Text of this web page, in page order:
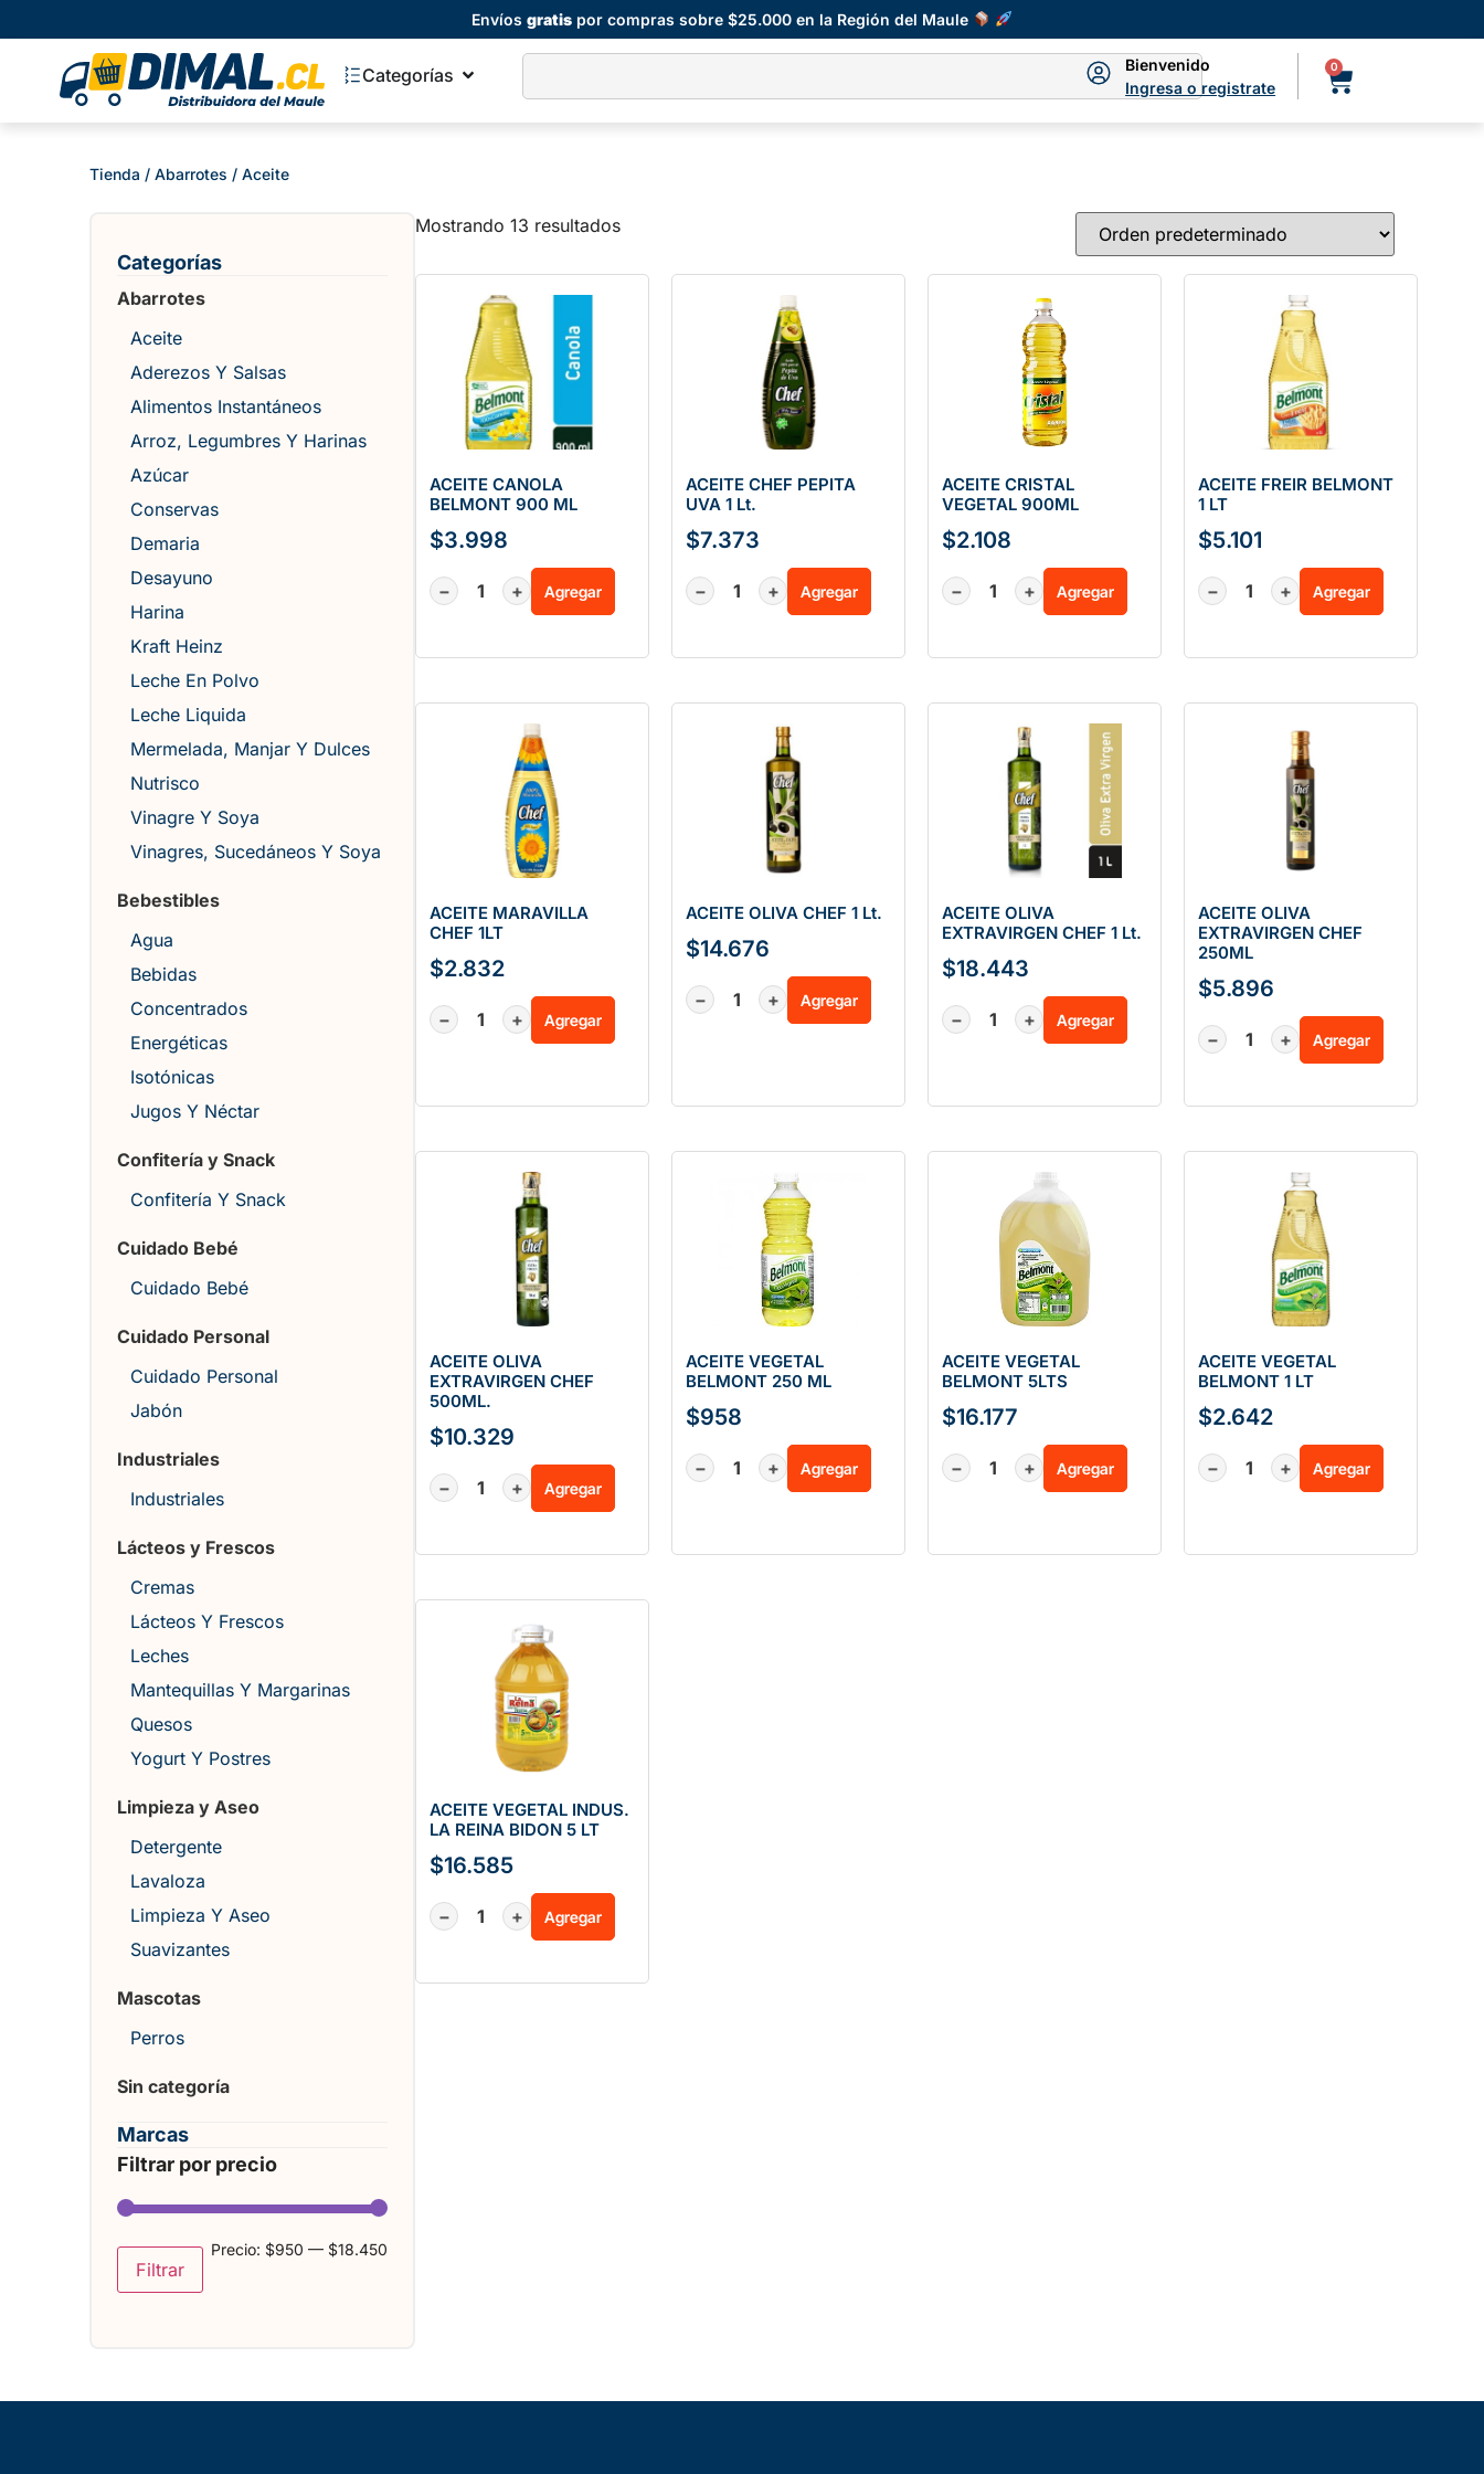
Envíosgratis por compras sobre $25.000 en la Región del Maule
Categorías
Bienvenido
Ingresa o registrate
0
Tienda / Abarrotes / Aceite
Categorías
Abarrotes
Aceite
Aderezos Y Salsas
Alimentos Instantáneos
Arroz, Legumbres Y Harinas
Azúcar
Conservas
Demaria
Desayuno
Harina
Kraft Heinz
Leche En Polvo
Leche Liquida
Mermelada, Manjar Y Dulces
Nutrisco
Vinagre Y Soya
Vinagres, Sucedáneos Y Soya
Bebestibles
Agua
Bebidas
Concentrados
Energéticas
Isotónicas
Jugos Y Néctar
Confitería y Snack
Confitería Y Snack
Cuidado Bebé
Cuidado Bebé
Cuidado Personal
Cuidado Personal
Jabón
Industriales
Industriales
Lácteos y Frescos
Cremas
Lácteos Y Frescos
Leches
Mantequillas Y Margarinas
Quesos
Yogurt Y Postres
Limpieza y Aseo
Detergente
Lavaloza
Limpieza Y Aseo
Suavizantes
Mascotas
Perros
Sin categoría
Marcas
Filtrar por precio
Filtrar
Precio: $950 — $18.450
Mostrando 13 resultados
ACEITE CANOLA
BELMONT 900 ML
$3.998
− + Agregar
ACEITE CHEF PEPITA
UVA 1 Lt.
$7.373
− + Agregar
ACEITE CRISTAL
VEGETAL 900ML
$2.108
− + Agregar
ACEITE FREIR BELMONT
1 LT
$5.101
− + Agregar
ACEITE MARAVILLA
CHEF 1LT
$2.832
− + Agregar
ACEITE OLIVA CHEF 1 Lt.
$14.676
− + Agregar
ACEITE OLIVA
EXTRAVIRGEN CHEF 1 Lt.
$18.443
− + Agregar
ACEITE OLIVA
EXTRAVIRGEN CHEF
250ML
$5.896
− + Agregar
ACEITE OLIVA
EXTRAVIRGEN CHEF
500ML.
$10.329
− + Agregar
ACEITE VEGETAL
BELMONT 250 ML
$958
− + Agregar
ACEITE VEGETAL
BELMONT 5LTS
$16.177
− + Agregar
ACEITE VEGETAL
BELMONT 1 LT
$2.642
− + Agregar
ACEITE VEGETAL INDUS.
LA REINA BIDON 5 LT
$16.585
− + Agregar